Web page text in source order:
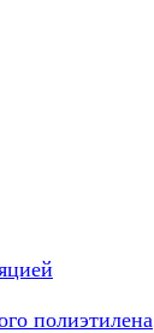
полиэтилена